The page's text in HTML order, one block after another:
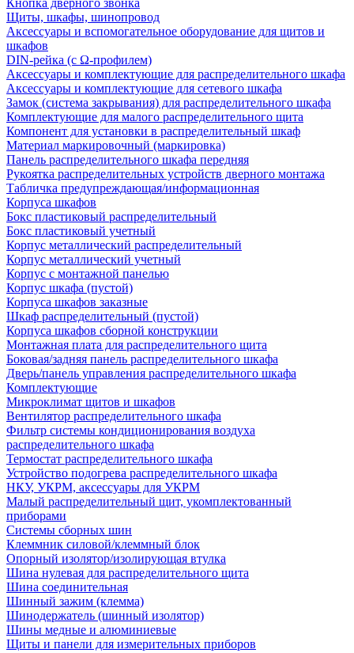
Кнопка дверного звонка
Щиты, шкафы, шинопровод
Аксессуары и вспомогательное оборудование для щитов и
шкафов
DIN-рейка (с Ω-профилем)
Аксессуары и комплектующие для распределительного шкафа
Аксессуары и комплектующие для сетевого шкафа
Замок (система закрывания) для распределительного шкафа
Комплектующие для малого распределительного щита
Компонент для установки в распределительный шкаф
Материал маркировочный (маркировка)
Панель распределительного шкафа передняя
Рукоятка распределительных устройств дверного монтажа
Табличка предупреждающая/информационная
Корпуса шкафов
Бокс пластиковый распределительный
Бокс пластиковый учетный
Корпус металлический распределительный
Корпус металлический учетный
Корпус с монтажной панелью
Корпус шкафа (пустой)
Корпуса шкафов заказные
Шкаф распределительный (пустой)
Корпуса шкафов сборной конструкции
Монтажная плата для распределительного щита
Боковая/задняя панель распределительного шкафа
Дверь/панель управления распределительного шкафа
Комплектующие
Микроклимат щитов и шкафов
Вентилятор распределительного шкафа
Фильтр системы кондиционирования воздуха
распределительного шкафа
Термостат распределительного шкафа
Устройство подогрева распределительного шкафа
НКУ, УКРМ, аксессуары для УКРМ
Малый распределительный щит, укомплектованный
приборами
Системы сборных шин
Клеммник силовой/клеммный блок
Опорный изолятор/изолирующая втулка
Шина нулевая для распределительного щита
Шина соединительная
Шинный зажим (клемма)
Шинодержатель (шинный изолятор)
Шины медные и алюминиевые
Щиты и панели для измерительных приборов